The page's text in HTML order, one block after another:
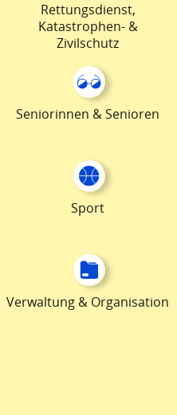
Rettungsdienst,
Katastrophen- &
Zivilschutz
Seniorinnen & Senioren
Sport
Verwaltung & Organisation